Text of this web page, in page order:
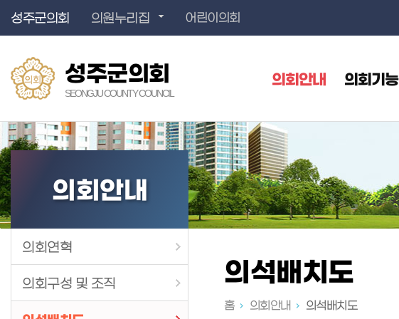
성주군의회
SEONGJU COUNTY COUNCIL
성주군의회 의원누리집 어린이의회
의회안내 의회기능
의회안내
의회연혁
의회구성 및 조직
홈 의회안내 의석배치도
의석배치도